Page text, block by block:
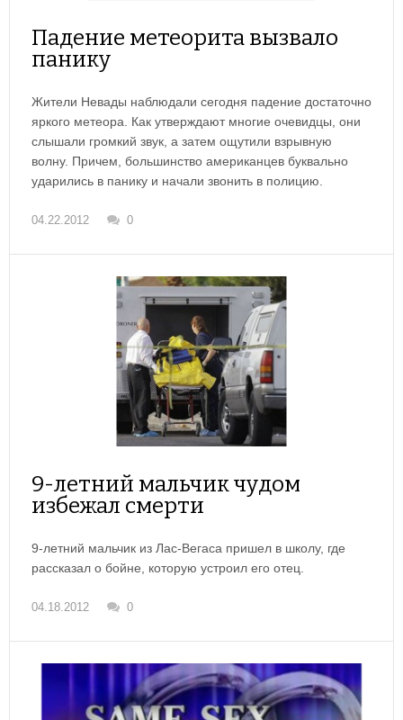
Падение метеорита вызвало
панику
Жители Невады наблюдали сегодня падение достаточно
яркого метеора. Как утверждают многие очевидцы, они
слышали громкий звук, а затем ощутили взрывную
волну. Причем, большинство американцев буквально
ударились в панику и начали звонить в полицию.
04.22.2012 0
9-летний мальчик чудом
избежал смерти
9-летний мальчик из Лас-Вегаса пришел в школу, где
рассказал о бойне, которую устроил его отец.
04.18.2012 0